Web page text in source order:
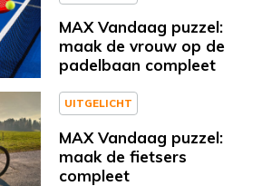
MAX Vandaag puzzel:
maak de vrouw op de
padelbaan compleet
UITGELICHT
MAX Vandaag puzzel:
maak de fietsers
compleet